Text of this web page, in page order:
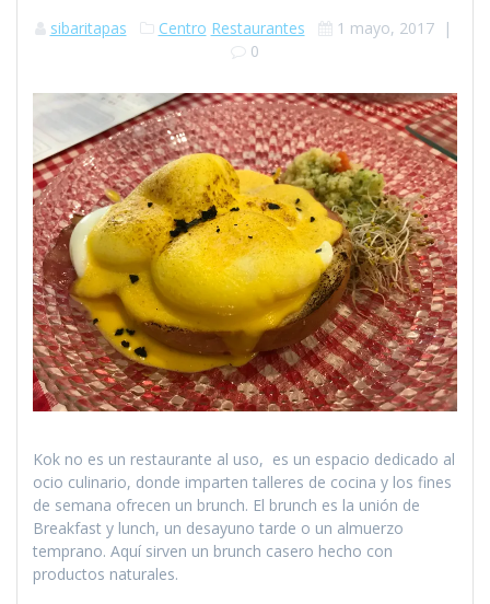
sibaritapas Centro Restaurantes 1 mayo, 2017|
0
Kok no es un restaurante al uso, es un espacio dedicado al
ocio culinario, donde imparten talleres de cocina y los fines
de semana ofrecen un brunch. El brunch es la unión de
Breakfast y lunch, un desayuno tarde o un almuerzo
temprano. Aquí sirven un brunch casero hecho con
productos naturales.